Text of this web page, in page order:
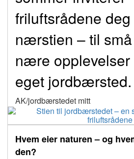
friluftsrådene
nærstien – til små
nære opplevelser
eget jordbærsted.
AK/jordbærstedet mitt
Hvem eier naturen – og
den?